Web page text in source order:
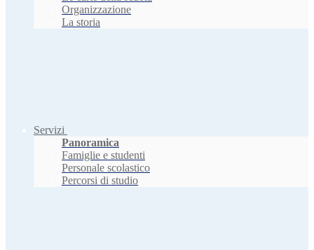
Organizzazione
La storia
Servizi
Panoramica
Famiglie e studenti
Personale scolastico
Percorsi di studio